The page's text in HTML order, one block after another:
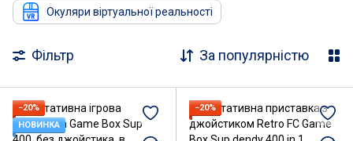
Окуляри віртуальної реальності
Фільтр За популярністю
−20%
НОВИНКА
−20%